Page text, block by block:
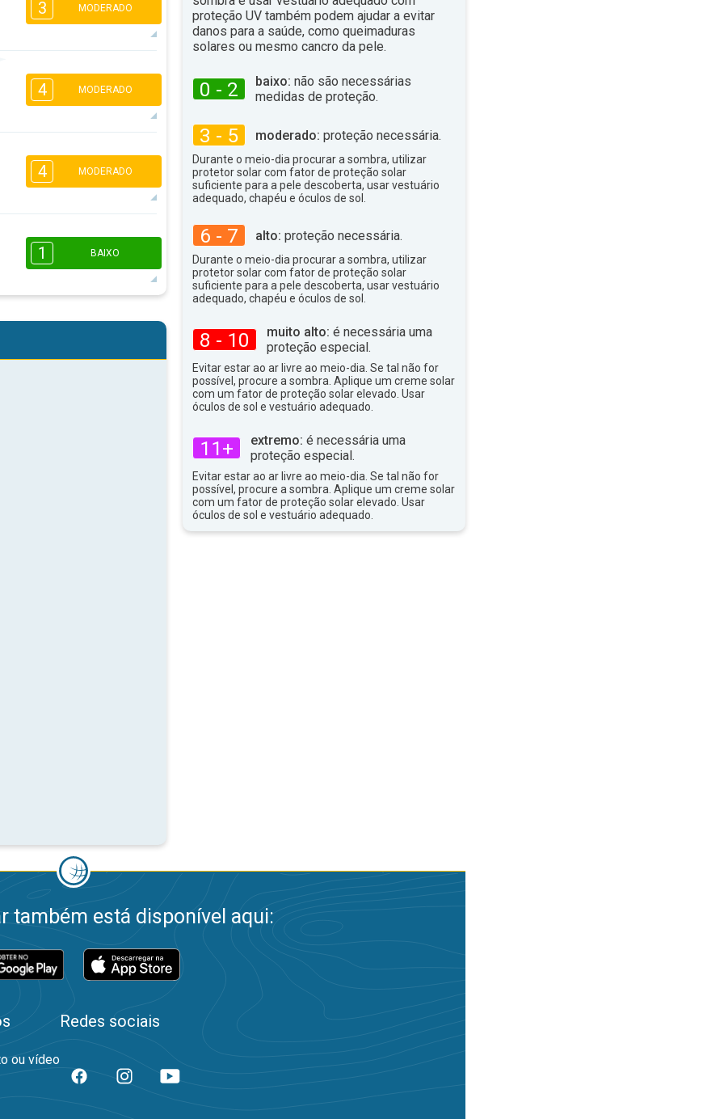
3 MODERADO
16:00
18:00
4 MODERADO
1
16:00
18:00
4 MODERADO
1
16:00
1 BAIXO
16:00 18:00
9°máx
proteção UV também podem ajudar a evitar
danos para a saúde, como queimaduras
solares ou mesmo cancro da pele.
0 - 2 baixo: não são necessárias
medidas de proteção.
3 - 5 moderado: proteção necessária.
Durante o meio-dia procurar a sombra, utilizar
protetor solar com fator de proteção solar
suficiente para a pele descoberta, usar vestuário
adequado, chapéu e óculos de sol.
6 - 7 alto: proteção necessária.
Durante o meio-dia procurar a sombra, utilizar
protetor solar com fator de proteção solar
suficiente para a pele descoberta, usar vestuário
adequado, chapéu e óculos de sol.
8 - 10 muito alto: é necessária uma
proteção especial.
Evitar estar ao ar livre ao meio-dia. Se tal não for
possível, procure a sombra. Aplique um creme solar
com um fator de proteção solar elevado. Usar
óculos de sol e vestuário adequado.
11+ extremo: é necessária uma
proteção especial.
Evitar estar ao ar livre ao meio-dia. Se tal não for
possível, procure a sombra. Aplique um creme solar
com um fator de proteção solar elevado. Usar
óculos de sol e vestuário adequado.
também está disponível aqui:
ou vídeo
Redes sociais